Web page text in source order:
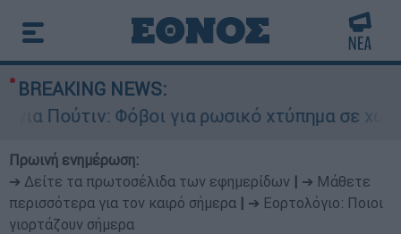
BREAKING NEWS:
Πούτιν: Φόβοι για ρωσικό χτύπημα σε χώρα
Πρωινή ενημέρωση:
➔ Δείτε τα πρωτοσέλιδα των εφημερίδων
➔ Μάθετε
περισσότερα για τον καιρό σήμερα
➔ Εορτολόγιο: Ποιοι
γιορτάζουν σήμερα